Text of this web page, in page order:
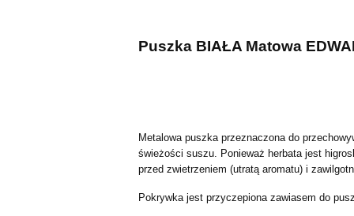
Puszka BIAŁA Matowa
Metalowa puszka przeznaczona do
świeżości suszu. Ponieważ herbata jest
przed zwietrzeniem (utratą aromatu) i
Pokrywka jest przyczepiona zawiasem do